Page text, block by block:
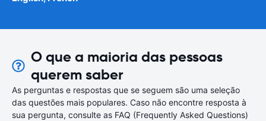
O que a maioria das pessoas
querem saber
As perguntas e respostas que se seguem são uma seleção
das questões mais populares. Caso não encontre resposta à
sua pergunta, consulte as FAQ (Frequently Asked Questions)